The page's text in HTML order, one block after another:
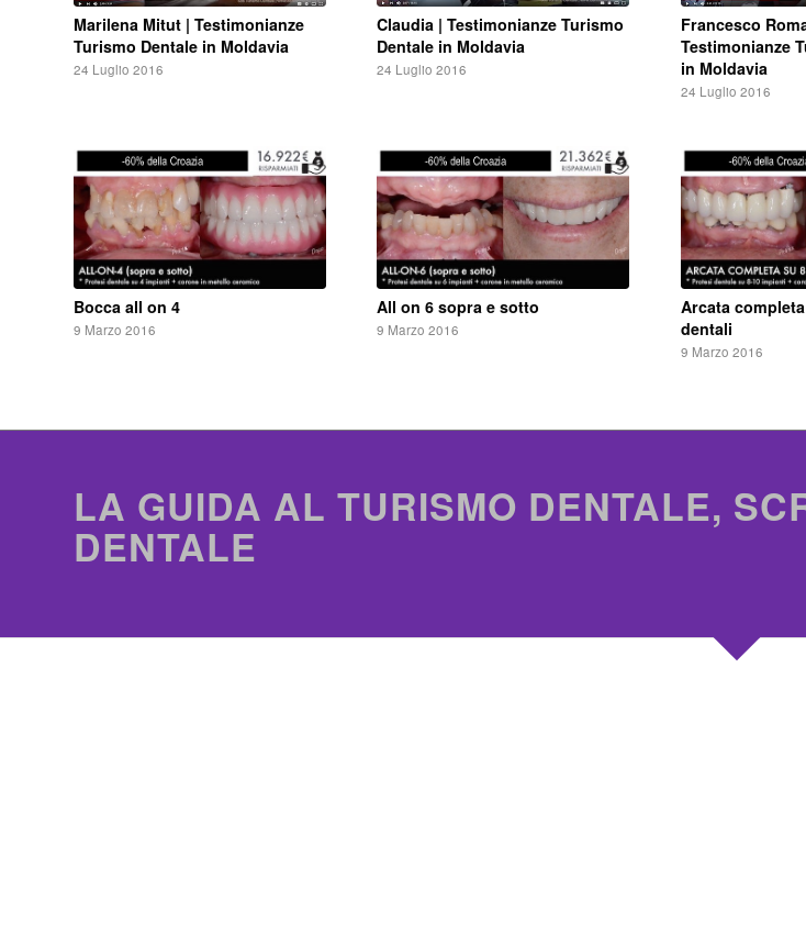
Marilena Mitut | Testimonianze
Turismo Dentale in Moldavia
24 Luglio 2016
Claudia | Testimonianze Turismo
Dentale in Moldavia
24 Luglio 2016
Francesco
Testimonianze
in Moldavia
24 Luglio 2016
Bocca all on 4
9 Marzo 2016
All on 6 sopra e sotto
9 Marzo 2016
Arcata
dentali
9 Marzo 2016
LA GUIDA AL TURISMO DENTALE,
DENTALE